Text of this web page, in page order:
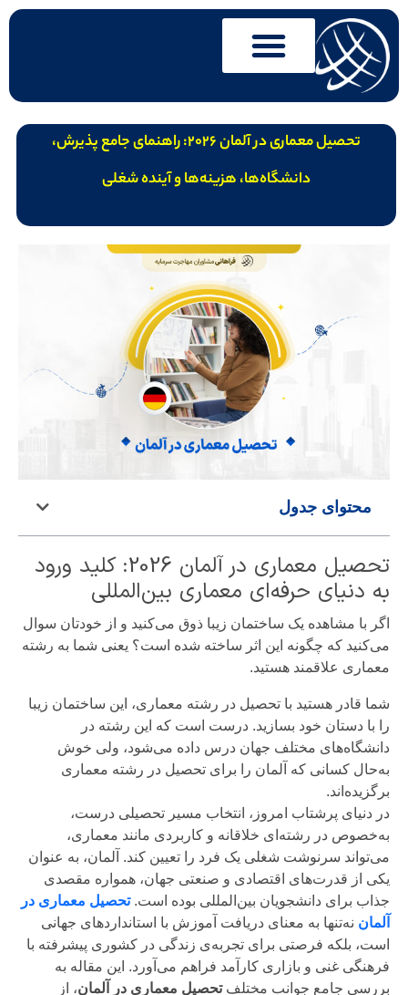
تحصیل معماری در آلمان 2026: راهنمای جامع پذیرش،
دانشگاه‌ها، هزینه‌ها و آینده شغلی
محتوای جدول
تحصیل معماری در آلمان 2026: کلید ورود
به دنیای حرفه‌ای معماری بین‌المللی
اگر با مشاهده یک ساختمان زیبا ذوق می‌کنید و از خودتان سوال
می‌کنید که چگونه این اثر ساخته شده است؟ یعنی شما به رشته
معماری علاقمند هستید.
شما قادر هستید با تحصیل در رشته معماری، این ساختمان زیبا
را با دستان خود بسازید. درست است که این رشته در
دانشگاه‌های مختلف جهان درس داده می‌شود، ولی خوش
به‌حال کسانی که آلمان را برای تحصیل در رشته معماری
برگزیده‌اند.
در دنیای پرشتاب امروز، انتخاب مسیر تحصیلی درست،
به‌خصوص در رشته‌ای خلاقانه و کاربردی مانند معماری،
می‌تواند سرنوشت شغلی یک فرد را تعیین کند. آلمان، به عنوان
یکی از قدرت‌های اقتصادی و صنعتی جهان، همواره مقصدی
جذاب برای دانشجویان بین‌المللی بوده است.تحصیل معماری در
آلماننه‌تنها به معنای دریافت آموزش با استانداردهای جهانی
است، بلکه فرصتی برای تجربه‌ی زندگی در کشوری پیشرفته با
فرهنگی غنی و بازاری کارآمد فراهم می‌آورد. این مقاله به
بررسی جامع جوانب مختلف تحصیل معماری در آلمان، از